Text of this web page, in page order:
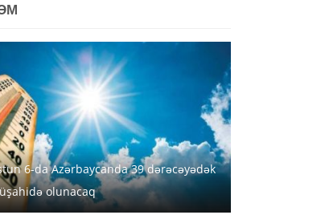
6-da Azərbaycanda 39 dərəcəyədək
olunacaq